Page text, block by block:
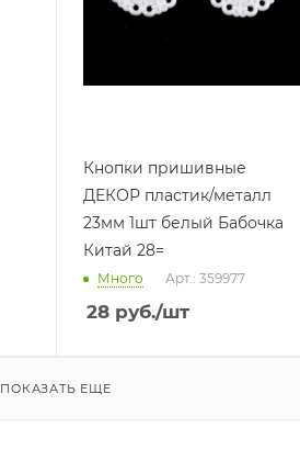
Кнопки пришивные
ДЕКОР пластик/металл
23мм 1шт белый Бабочка
Китай 28=
Много Арт.: 359977
28руб./шт
ПОКАЗАТЬ ЕЩЕ